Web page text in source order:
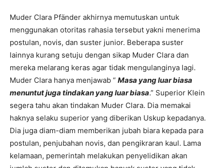
Muder Clara Pfänder akhirnya memutuskan untuk
menggunakan otoritas rahasia tersebut yakni menerima
postulan, novis, dan suster junior. Beberapa suster
lainnya kurang setuju dengan sikap Muder Clara dan
mereka melarang keras agar tidak mengulanginya lagi.
Muder Clara hanya menjawab “ Masa yang luar biasa
menuntut juga tindakan yang luar biasa.” Superior Klein
segera tahu akan tindakan Muder Clara. Dia memakai
haknya selaku superior yang diberikan Uskup kepadanya.
Dia juga diam-diam memberikan jubah biara kepada para
postulan, penjubahan novis, dan pengikraran kaul. Lama
kelamaan, pemerintah melakukan penyelidikan akan